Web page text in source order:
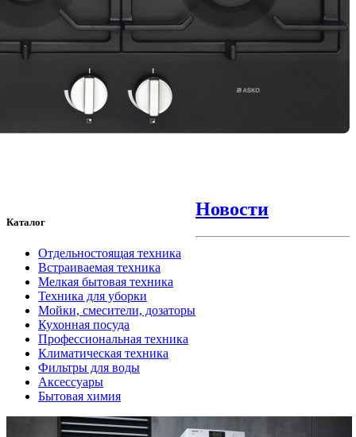
Каталог
Отдельностоящая техника
Встраиваемая техника
Мелкая бытовая техника
Техника для уборки
Мойки, смесители, дозаторы
Кухонная посуда
Профессиональная техника
Климатическая техника
Фильтры для воды
Аксессуары
Бытовая химия
Новости